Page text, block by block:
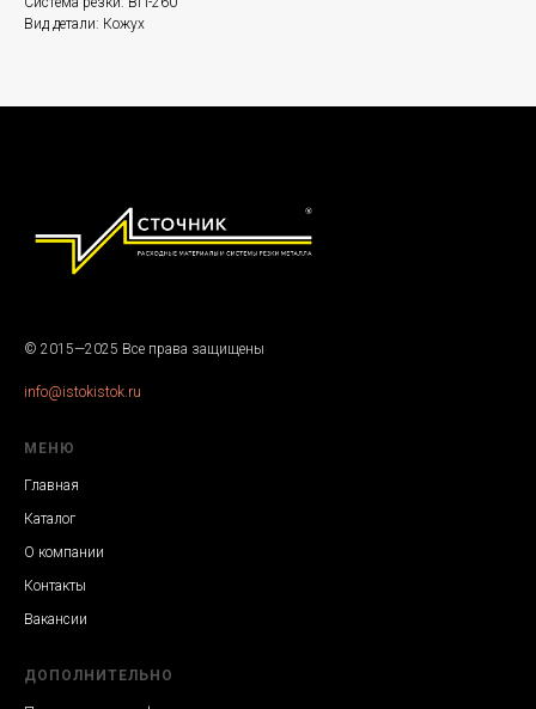
Вид детали: Кожух
© 2015—2025 Все права защищены
info@istokistok.ru
МЕНЮ
Главная
Каталог
О компании
Контакты
Вакансии
ДОПОЛНИТЕЛЬНО